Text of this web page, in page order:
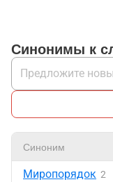
Синонимы к
Синоним
Миропорядок 2